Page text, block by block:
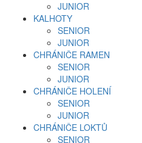
JUNIOR
KALHOTY
SENIOR
JUNIOR
CHRÁNIČE RAMEN
SENIOR
JUNIOR
CHRÁNIČE HOLENÍ
SENIOR
JUNIOR
CHRÁNIČE LOKTŮ
SENIOR